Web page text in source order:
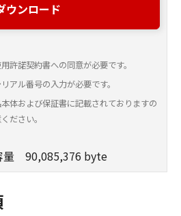
ウンロード
許諾契約書への同意が必要です。
アル番号の入力が必要です。
体および保証書に記載されておりますの
ださい。
量 90,085,376 byte